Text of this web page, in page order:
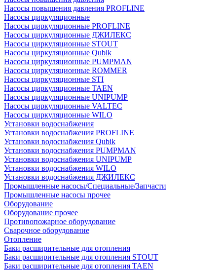
Насосы повышения давления PROFLINE
Насосы циркуляционные
Насосы циркуляционные PROFLINE
Насосы циркуляционные ДЖИЛЕКС
Насосы циркуляционные STOUT
Насосы циркуляционные Qubik
Насосы циркуляционные PUMPMAN
Насосы циркуляционные ROMMER
Насосы циркуляционные STI
Насосы циркуляционные TAEN
Насосы циркуляционные UNIPUMP
Насосы циркуляционные VALTEC
Насосы циркуляционные WILO
Установки водоснабжения
Установки водоснабжения PROFLINE
Установки водоснабжения Qubik
Установки водоснабжения PUMPMAN
Установки водоснабжения UNIPUMP
Установки водоснабжения WILO
Установки водоснабжения ДЖИЛЕКС
Промышленные насосы/Специальные/Запчасти
Промышленные насосы прочее
Оборудование
Оборудование прочее
Противопожарное оборудование
Сварочное оборудование
Отопление
Баки расширительные для отопления
Баки расширительные для отопления STOUT
Баки расширительные для отопления TAEN